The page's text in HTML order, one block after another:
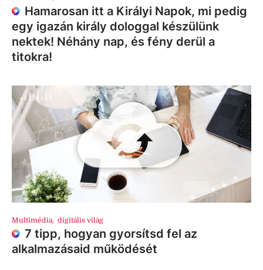
Hamarosan itt a Királyi Napok, mi pedig
egy igazán király dologgal készülünk
nektek! Néhány nap, és fény derül a
titokra!
Multimédia, digitális világ
7 tipp, hogyan gyorsítsd fel az
alkalmazásaid működését